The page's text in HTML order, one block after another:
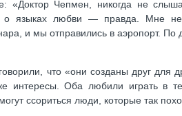
Чепмен, никогда не
языках любви — правда. Мне не
и мы отправились в аэропорт. По
что «они созданы друг для
Оба любили играть в
ссориться люди, которые так